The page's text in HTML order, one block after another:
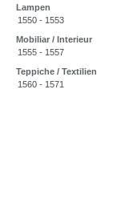
Lampen
1550 - 1553
Mobiliar / Interieur
1555 - 1557
Teppiche / Textilien
1560 - 1571